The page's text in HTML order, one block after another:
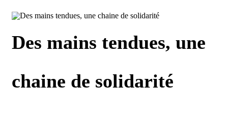
Des mains tendues, une
chaine de solidarité